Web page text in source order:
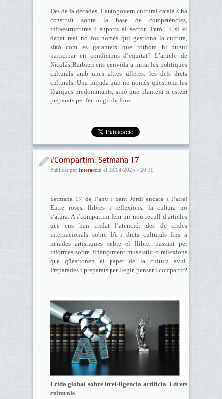
Des de fa dècades, l’autogovern cultural català s’ha
construït sobre la base de competències,
infraestructures i suports al sector. Però... i si el
debat real no fos només qui gestiona la cultura,
sinó com es garanteix que tothom hi pugui
participar en condicions d’equitat? L’article de
Nicolás Barbieri ens convida a mirar les polítiques
culturals amb unes altres ulleres: les dels drets
culturals. Una mirada que no només qüestiona les
lògiques predominants, sinó que planteja si estem
preparats per fer un gir de fons.
#Compartim. Setmana 17
Publicat per Interacció el 28/04/2025 - 20:30
Setmana 17 de l’any i Sant Jordi encara a l’aire!
Entre roses, llibres i reflexions, la cultura no
s’atura. A #compartim fem un nou recull d’articles
que ens han cridat l’atenció: des de crides
internacionals sobre IA i drets culturals fins a
mirades artístiques sobre el llibre, passant per
informes sobre finançament museístic o reflexions
que qüestionen el paper de la cultura avui.
Preparades i preparats per llegir, pensar i compartir?
Crida global sobre intel·ligència artificial i drets
culturals